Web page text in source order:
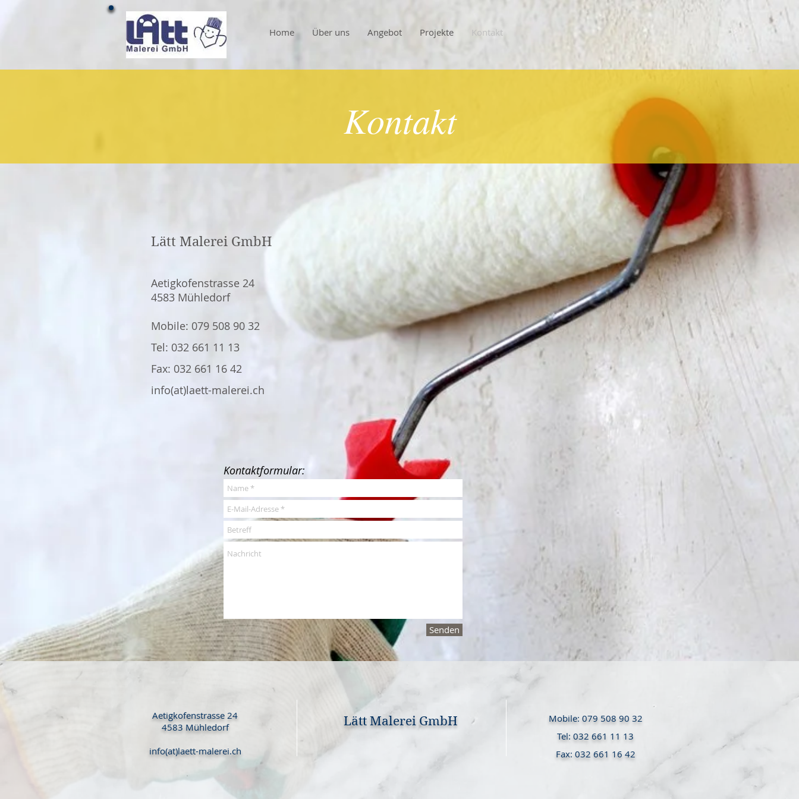
Home Über uns Angebot Projekte Kontakt
Kontakt
Lätt Malerei GmbH
Aetigkofenstrasse 24
4583 Mühledorf
Mobile: 079 508 90 32
Tel: 032 661 11 13
Fax: 032 661 16 42
info(at)laett-malerei.ch
Kontaktformular:
Senden
Aetigkofenstrasse 24
4583 Mühledorf
info(at)laett-malerei.ch
Mobile: 079 508 90 32
Tel: 032 661 11 13
Fax: 032 661 16 42
Lätt Malerei GmbH